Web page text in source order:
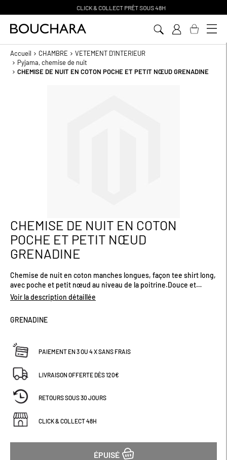
CLICK & COLLECT PR ÊT SOUS 48H
Accueil CHAMBRE
VETEMENT D'INTERIEUR
Pyjama, chemise de nuit
CHEMISE DE NUIT EN COTON POCHE ET PETIT NŒUD GRENADINE
Passer
au
début
de
la
Galerie
d’images
CHEMISE DE NUIT EN COTON
POCHE ET PETIT NŒUD
GRENADINE
Chemise de nuit en coton manches longues, façon tee shirt long,
avec poche et petit nœud au niveau de la poitrine.Douce et
agréable à porter : la chemise de nuit idéale pour l'hiver.
Voir la description détaillée
GRENADINE
PAIEMENT EN 3 OU 4 X SANS FRAIS
LIVRAISON OFFERTE DÈS 120€
RETOURS SOUS 30 JOURS
CLICK & COLLECT 48H
ÉPUISÉ